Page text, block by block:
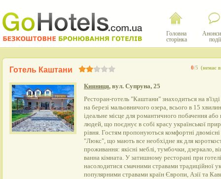
Головна
сторінка
події
0/5 (немає
Готель Каштани
Кияниця, вул. Супруна, 25
Ресторан-готель "Каштани" знаходиться на
на березі мальовничого озера, всього в 15
ідеальне місце для романтичного побачення або
людей, що поєднує в собі красу української
рівня. Гостям пропонуються комфортні
"Люкс", що мають все необхідне як для
проживання: якісні меблі, тумбочки, дзеркало,
ванна кімната. У затишному ресторані при
насолодитися смачними стравами традиційної
популярними стравами країн Європи, Азії та